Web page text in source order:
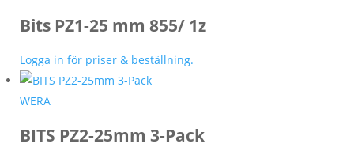
Bits PZ1-25 mm 855/ 1z
Logga in för priser & beställning.
WERA
BITS PZ2-25mm 3-Pack